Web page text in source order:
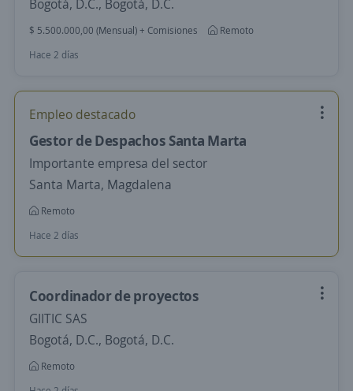
Bogotá, D.C., Bogotá, D.C.
$ 5.500.000,00 (Mensual) + Comisiones
Remoto
Hace 2 días
Empleo destacado
Gestor de Despachos Santa Marta
Importante empresa del sector
Santa Marta, Magdalena
Remoto
Hace 2 días
Coordinador de proyectos
GIITIC SAS
Bogotá, D.C., Bogotá, D.C.
Remoto